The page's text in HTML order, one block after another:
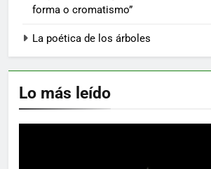
forma o cromatismo”
La poética de los árboles
Lo más leído